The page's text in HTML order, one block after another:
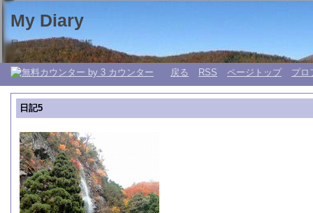
My Diary
日々の生活 My 日記帳。
戻る RSS ページトップ プロ
日記5